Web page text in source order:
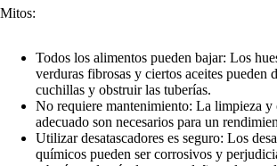
Mitos:
Todos los alimentos pueden bajar: Los
verduras fibrosas y ciertos aceites pueden
cuchillas y obstruir las tuberías.
No requiere mantenimiento: La limpieza y
adecuado son necesarios para un
Utilizar desatascadores es seguro: Los
químicos pueden ser corrosivos y